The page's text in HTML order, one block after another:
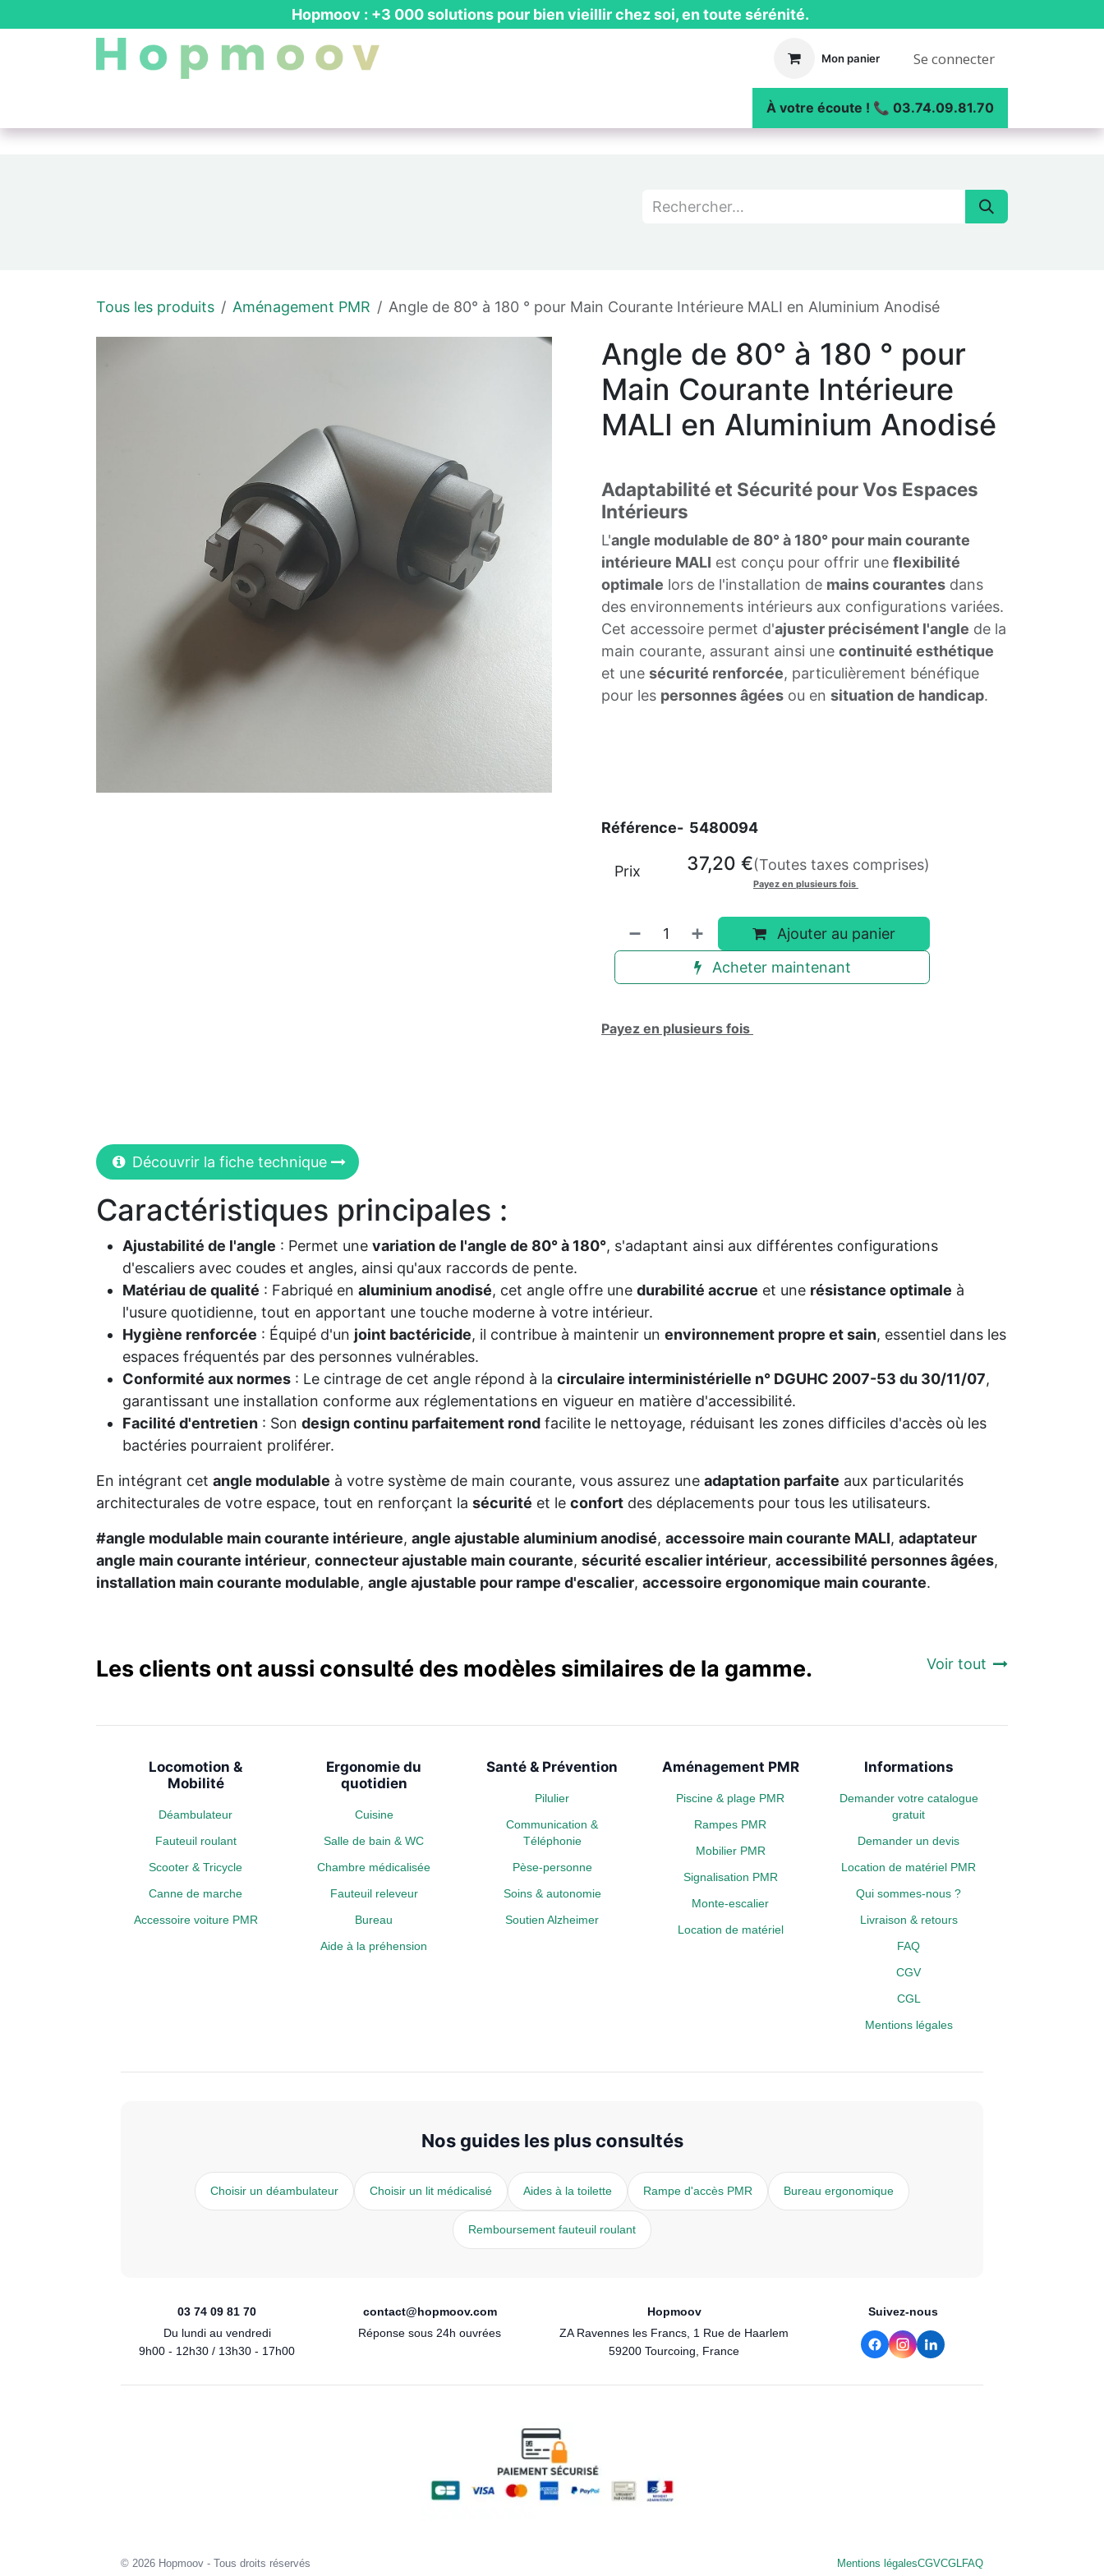
Hopmoov : +3 000 solutions pour bien vieillir chez soi, en toute sérénité.
Mon panier Se connecter
┃ Nos réalisations
À votre écoute ! 📞 03.74.09.81.70
Tous les produits Aménagement PMR Angle de 80° à 180 ° pour Main Courante Intérieure MALI en Aluminium Anodisé
Angle de 80° à 180 ° pour
Main Courante Intérieure
MALI en Aluminium Anodisé
Adaptabilité et Sécurité pour Vos Espaces
Intérieurs
L'angle modulable de 80° à 180° pour main courante
intérieure MALI est conçu pour offrir une flexibilité
optimale lors de l'installation de mains courantes dans
des environnements intérieurs aux configurations variées.
Cet accessoire permet d'ajuster précisément l'angle de la
main courante, assurant ainsi une continuité esthétique
et une sécurité renforcée, particulièrement bénéfique
pour les personnes âgées ou en situation de handicap.
Référence- 5480094
Ajouter au panier
Acheter maintenant
Prix 37,20 €(Toutes taxes comprises)
Payez en plusieurs fois
Payez en plusieurs fois
Découvrir la fiche technique
Caractéristiques principales :
Ajustabilité de l'angle : Permet une variation de l'angle de 80° à 180°, s'adaptant ainsi aux différentes configurations
d'escaliers avec coudes et angles, ainsi qu'aux raccords de pente.
Matériau de qualité : Fabriqué en aluminium anodisé, cet angle offre une durabilité accrue et une résistance optimale à
l'usure quotidienne, tout en apportant une touche moderne à votre intérieur.
Hygiène renforcée : Équipé d'un joint bactéricide, il contribue à maintenir un environnement propre et sain, essentiel dans les
espaces fréquentés par des personnes vulnérables.
Conformité aux normes : Le cintrage de cet angle répond à la circulaire interministérielle n° DGUHC 2007-53 du 30/11/07,
garantissant une installation conforme aux réglementations en vigueur en matière d'accessibilité.
Facilité d'entretien : Son design continu parfaitement rond facilite le nettoyage, réduisant les zones difficiles d'accès où les
bactéries pourraient proliférer.
En intégrant cet angle modulable à votre système de main courante, vous assurez une adaptation parfaite aux particularités
architecturales de votre espace, tout en renforçant la sécurité et le confort des déplacements pour tous les utilisateurs.
#angle modulable main courante intérieure, angle ajustable aluminium anodisé, accessoire main courante MALI, adaptateur
angle main courante intérieur, connecteur ajustable main courante, sécurité escalier intérieur, accessibilité personnes âgées,
installation main courante modulable, angle ajustable pour rampe d'escalier, accessoire ergonomique main courante.
Les clients ont aussi consulté des modèles similaires de la gamme. Voir tout
Locomotion &
Mobilité
Déambulateur
Fauteuil roulant
Scooter & Tricycle
Canne de marche
Accessoire voiture PMR
Ergonomie du
quotidien
Cuisine
Salle de bain & WC
Chambre médicalisée
Fauteuil releveur
Bureau
Aide à la préhension
Santé & Prévention
Pilulier
Communication &
Téléphonie
Pèse-personne
Soins & autonomie
Soutien Alzheimer
Aménagement PMR
Piscine & plage PMR
Rampes PMR
Mobilier PMR
Signalisation PMR
Monte-escalier
Location de matériel
Informations
Demander votre catalogue
gratuit
Demander un devis
Location de matériel PMR
Qui sommes-nous ?
Livraison & retours
FAQ
CGV
CGL
Mentions légales
Nos guides les plus consultés
Choisir un déambulateur Choisir un lit médicalisé Aides à la toilette Rampe d'accès PMR Bureau ergonomique
Remboursement fauteuil roulant
03 74 09 81 70
Du lundi au vendredi
9h00 - 12h30 / 13h30 - 17h00
contact@hopmoov.com
Réponse sous 24h ouvrées
Hopmoov
ZA Ravennes les Francs, 1 Rue de Haarlem
59200 Tourcoing, France
Suivez-nous
© 2026 Hopmoov - Tous droits réservés Mentions légalesCGVCGLFAQ